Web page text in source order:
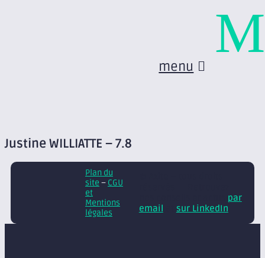
menu
Justine WILLIATTE – 7.8
Plan du
site – CGU
et
Mentions
légales
par
email
sur LinkedIn
M